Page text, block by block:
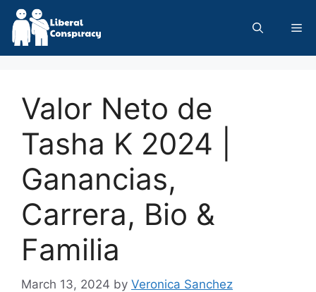
Skip
content
Valor Neto de
Tasha K 2024 |
Ganancias,
Carrera, Bio &
Familia
March 13, 2024 by Veronica Sanchez